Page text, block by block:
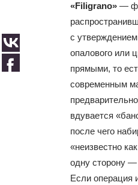
«Filigrano» —
с
опалового или
прямыми, то
современным
вдувается
после чего
«неизвестно
одну сторону
Если операция